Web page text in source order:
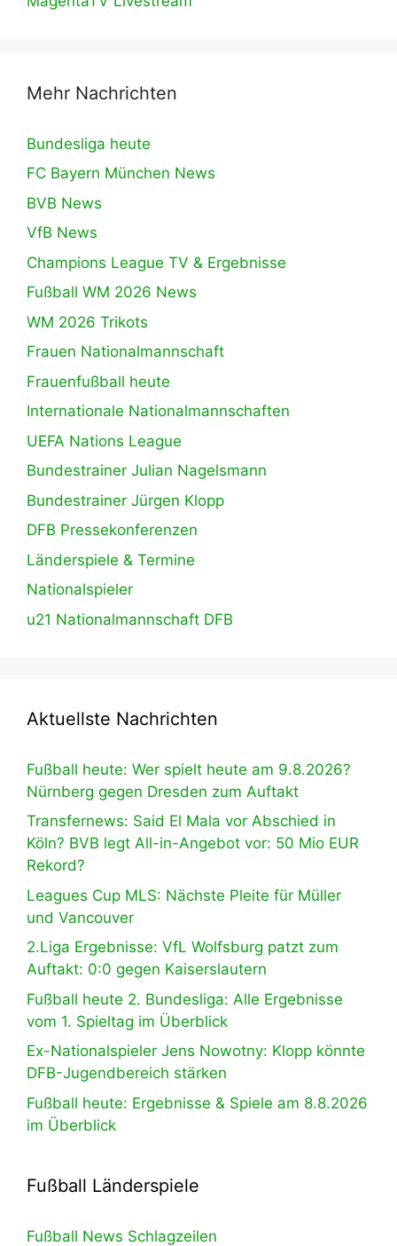
Mehr Nachrichten
Bundesliga heute
FC Bayern München News
BVB News
VfB News
Champions League TV & Ergebnisse
Fußball WM 2026 News
WM 2026 Trikots
Frauen Nationalmannschaft
Frauenfußball heute
Internationale Nationalmannschaften
UEFA Nations League
Bundestrainer Julian Nagelsmann
Bundestrainer Jürgen Klopp
DFB Pressekonferenzen
Länderspiele & Termine
Nationalspieler
u21 Nationalmannschaft DFB
Aktuellste Nachrichten
Fußball heute: Wer spielt heute am 9.8.2026?
Nürnberg gegen Dresden zum Auftakt
Transfernews: Said El Mala vor Abschied in
Köln? BVB legt All-in-Angebot vor: 50 Mio EUR
Rekord?
Leagues Cup MLS: Nächste Pleite für Müller
und Vancouver
2.Liga Ergebnisse: VfL Wolfsburg patzt zum
Auftakt: 0:0 gegen Kaiserslautern
Fußball heute 2. Bundesliga: Alle Ergebnisse
vom 1. Spieltag im Überblick
Ex-Nationalspieler Jens Nowotny: Klopp könnte
DFB-Jugendbereich stärken
Fußball heute: Ergebnisse & Spiele am 8.8.2026
im Überblick
Fußball Länderspiele
Fußball News Schlagzeilen